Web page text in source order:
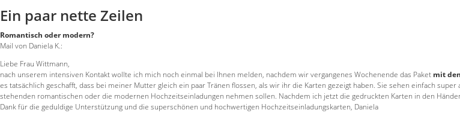
Ein paar nette Zeilen
Romantisch oder modern?
Mail von Daniela K.:
Liebe Frau Wittmann,
nach unserem intensiven Kontakt wollte ich mich noch einmal bei Ihnen melden, nachdem wir vergangenes Wochenende das Paket mit
es tatsächlich geschafft, dass bei meiner Mutter gleich ein paar Tränen flossen, als wir ihr die Karten gezeigt haben. Sie sehen einfach
stehenden romantischen oder die modernen Hochzeitseinladungen nehmen sollen. Nachdem ich jetzt die gedruckten Karten in den
Dank für die geduldige Unterstützung und die superschönen und hochwertigen Hochzeitseinladungskarten, Daniela